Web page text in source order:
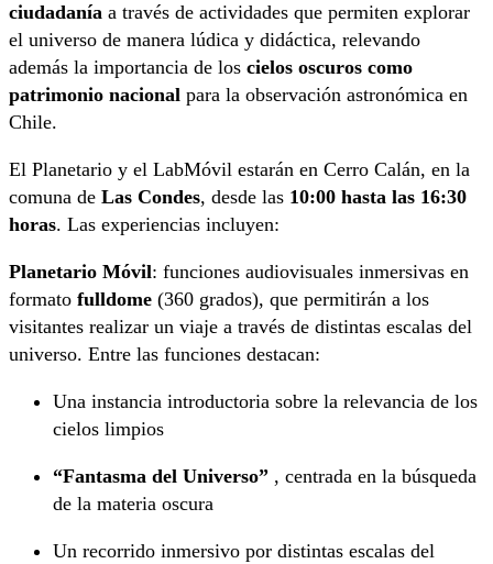
ciudadanía a través de actividades que permiten explorar
el universo de manera lúdica y didáctica, relevando
además la importancia de los cielos oscuros como
patrimonio nacional para la observación astronómica en
Chile.
El Planetario y el LabMóvil estarán en Cerro Calán, en la
comuna de Las Condes, desde las 10:00 hasta las 16:30
horas. Las experiencias incluyen:
Planetario Móvil: funciones audiovisuales inmersivas en
formato fulldome (360 grados), que permitirán a los
visitantes realizar un viaje a través de distintas escalas del
universo. Entre las funciones destacan:
Una instancia introductoria sobre la relevancia de los
cielos limpios
“Fantasma del Universo” , centrada en la búsqueda
de la materia oscura
Un recorrido inmersivo por distintas escalas del